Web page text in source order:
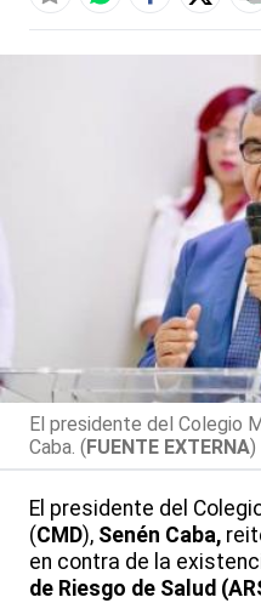
El presidente del Colegio
Caba. (FUENTE EXTERNA)
El presidente del
(CMD), Senén Caba,
en contra de la
de Riesgo de Salud